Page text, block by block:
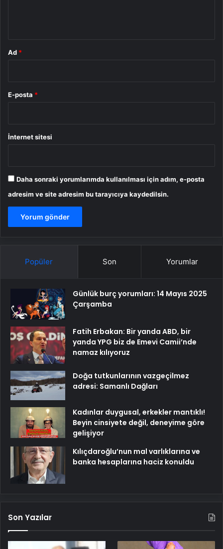
Ad *
E-posta *
İnternet sitesi
Daha sonraki yorumlarımda kullanılması için adım, e-posta
adresim ve site adresim bu tarayıcıya kaydedilsin.
Popüler Son Yorumlar
Günlük burç yorumları: 14 Mayıs 2025
Çarşamba
Fatih Erbakan: Bir yanda ABD, bir
yanda YPG biz de Emevi Camii’nde
namaz kılıyoruz
Doğa tutkunlarının vazgeçilmez
adresi: Samanlı Dağları
Kadınlar duygusal, erkekler mantıklı!
Beyin cinsiyete değil, deneyime göre
gelişiyor
Kılıçdaroğlu’nun mal varlıklarına ve
banka hesaplarına haciz konuldu
Son Yazılar